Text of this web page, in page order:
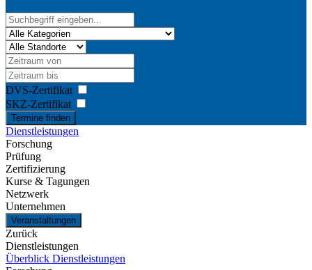
DVS-Zertifikat
SKZ-Zertifikat
Termine finden
Dienstleistungen
Forschung
Prüfung
Zertifizierung
Kurse & Tagungen
Netzwerk
Unternehmen
Veranstaltungen
Zurück
Dienstleistungen
Überblick Dienstleistungen